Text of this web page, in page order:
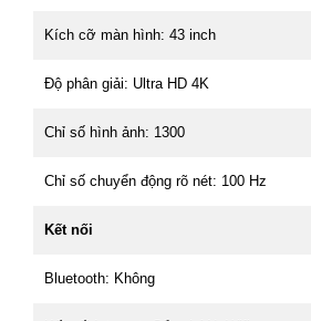
Kích cỡ màn hình: 43 inch
Độ phân giải: Ultra HD 4K
Chỉ số hình ảnh: 1300
Chỉ số chuyển động rõ nét: 100 Hz
Kết nối
Bluetooth: Không